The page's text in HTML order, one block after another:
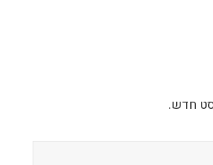
חדש.